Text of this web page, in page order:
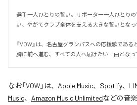
選手一人ひとりの誓い。サポーター一人ひとり
い、やがてクラブ全体を支える大きな誓いとなっ
『VOW』は、名古屋グランパスへの応援歌であ
胸に前へ進む、すべての人へ届けたい一曲となっ
なお「VOW」は、 Apple Music、 Spotify、
Music、 Amazon Music Unlimitedなどの音